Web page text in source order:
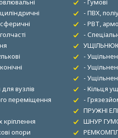
вузлів
переміщення
кріплення
опори
- Гумові
- ПВХ,
- РВТ,
-
-
-
-
- Кільця
-
ПРУЖНІ
ШНУР